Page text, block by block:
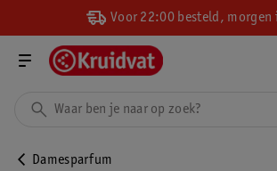
Voor 22:00 besteld, morgen
Damesparfum